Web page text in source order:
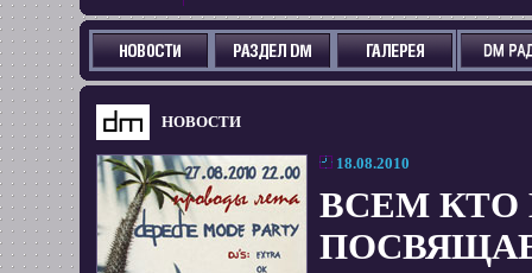
НОВОСТИ
18.08.2010
ВСЕМ КТО